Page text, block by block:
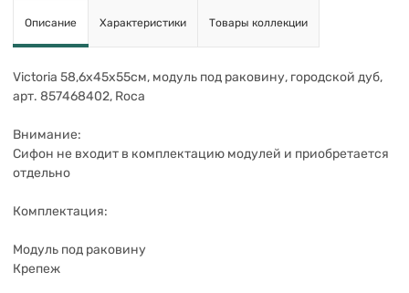
Описание Характеристики Товары коллекции
Victoria 58,6х45х55см, модуль под раковину, городской дуб,
арт. 857468402, Roca
Внимание:
Сифон не входит в комплектацию модулей и приобретается
отдельно
Комплектация:
Модуль под раковину
Крепеж